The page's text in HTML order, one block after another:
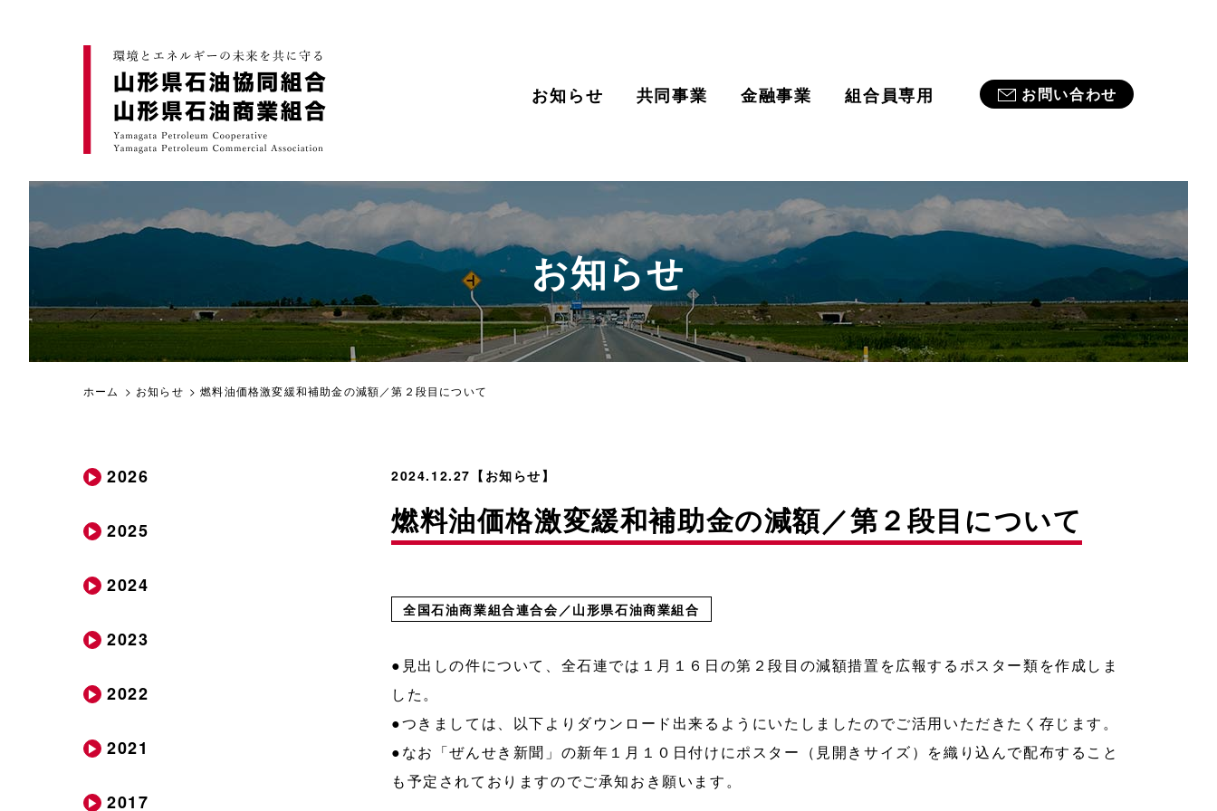
お知らせ 共同事業 金融事業 組合員専用 お問い合わせ
お知らせ
ホーム > お知らせ > 燃料油価格激変緩和補助金の減額／第２段目について
2024.12.27【お知らせ】
燃料油価格激変緩和補助金の減額／第２段目について
全国石油商業組合連合会／山形県石油商業組合
●見出しの件について、全石連では１月１６日の第２段目の減額措置を広報するポスター類を作成しま
した。
●つきましては、以下よりダウンロード出来るようにいたしましたのでご活用いただきたく存じます。
●なお「ぜんせき新聞」の新年１月１０日付けにポスター（見開きサイズ）を織り込んで配布すること
も予定されておりますのでご承知おき願います。
2026
2025
2024
2023
2022
2021
2017